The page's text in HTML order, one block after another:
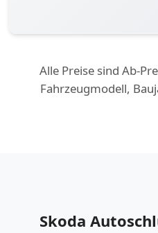
Alle Preise sind Ab-
Fahrzeugmodell,
Skoda